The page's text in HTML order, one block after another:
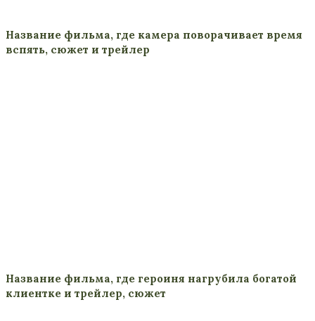
Название фильма, где камера поворачивает время
вспять, сюжет и трейлер
Название фильма, где героиня нагрубила богатой
клиентке и трейлер, сюжет